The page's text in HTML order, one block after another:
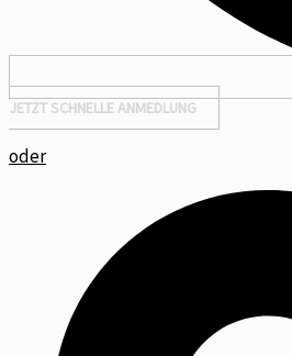
JETZT SCHNELLE ANMEDLUNG
oder